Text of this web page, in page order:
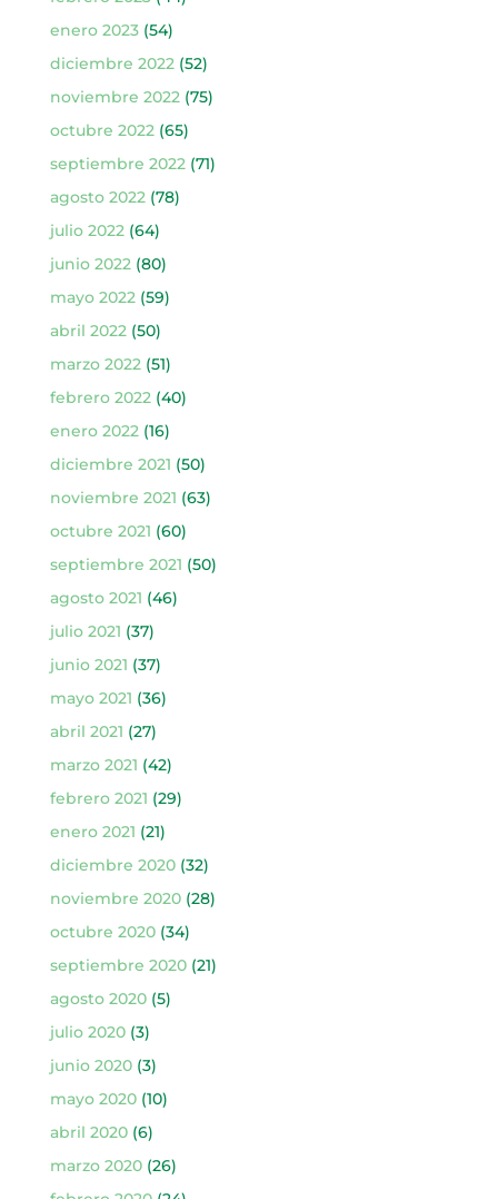
enero 2023(54)
diciembre 2022(52)
noviembre 2022(75)
octubre 2022(65)
septiembre 2022(71)
agosto 2022(78)
julio 2022(64)
junio 2022(80)
mayo 2022(59)
abril 2022(50)
marzo 2022(51)
febrero 2022(40)
enero 2022(16)
diciembre 2021 (50)
noviembre 2021 (63)
octubre 2021 (60)
septiembre 2021 (50)
agosto 2021 (46)
julio 2021 (37)
junio 2021 (37)
mayo 2021 (36)
abril 2021 (27)
marzo 2021 (42)
febrero 2021 (29)
enero 2021 (21)
diciembre 2020(32)
noviembre 2020(28)
octubre 2020(34)
septiembre 2020(21)
agosto 2020(5)
julio 2020(3)
junio 2020(3)
mayo 2020(10)
abril 2020(6)
marzo 2020(26)